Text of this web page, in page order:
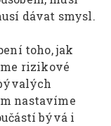
dávat smysl.
toho, jak
rizikové
nastavíme
bývá i